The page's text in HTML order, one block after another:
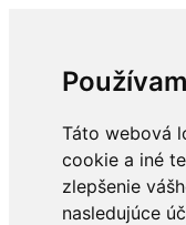
Táto webová
cookie a iné
zlepšenie
nasledujúce